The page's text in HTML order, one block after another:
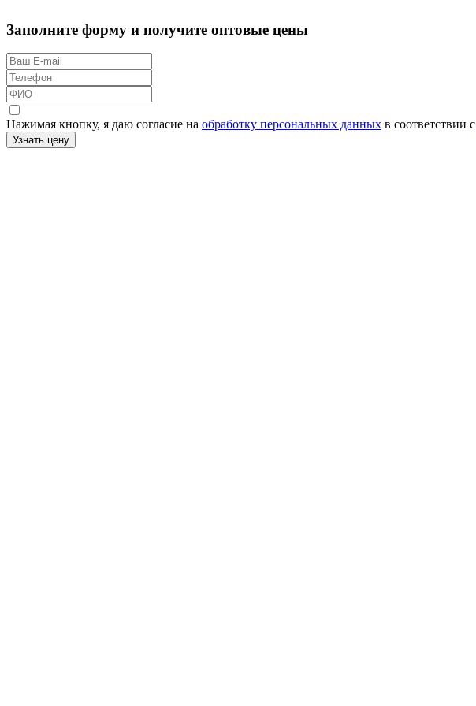
Заполните форму и получите оптовые цены
Нажимая кнопку, я даю согласие на обработку персональных данных в соответствии с
Узнать цену